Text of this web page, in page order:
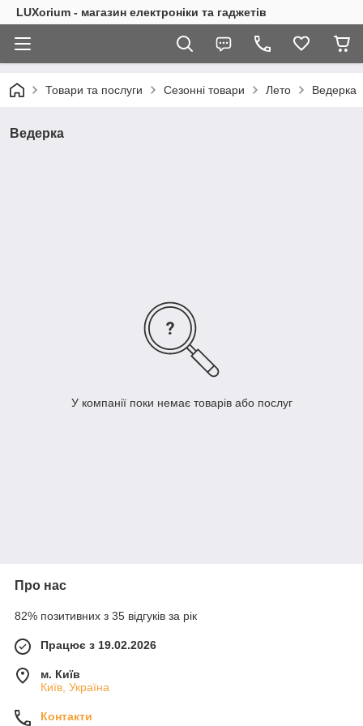
LUXorium - магазин електроніки та гаджетів
Товари та послуги Сезонні товари Лето Ведерка
Ведерка
У компанії поки немає товарів або послуг
Про нас
82% позитивних з 35 відгуків за рік
Працює з 19.02.2026
м. Київ
Київ, Україна
Контакти